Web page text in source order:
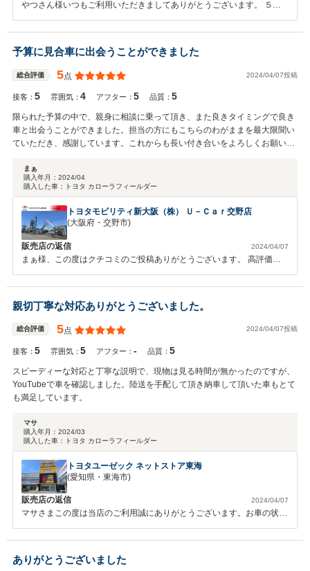
やつさん様いつもご利用いただきましてありがとうございます。 ５の
評価をいただきまして再度ありがとうございます。 今後も様々なご要
望に対応させて頂きますので お気軽にお申しつけください。よろしく
お願いいたします。
予算に見合車に出会うことができました
総合評価 5点 2024/04/07投稿
接客：5 雰囲気：4 アフター：5 品質：5
限られた予算の中で、親身に相談に乗って頂き、また良きタイミングで良き
車と出会うことができました。担当の方にもこちらのわがままを最大限聞い
ていただき、感謝しています。これからも長い付き合いをよろしくお願い致
まぁ
購入年月： 2024/04
購入した車：
トヨタ カローラフィールダー
トヨタモビリティ新大阪（株） Ｕ－Ｃａｒ交野店
(大阪府・交野市)
販売店の返信 2024/04/07
まぁ様、この度はクチコミのご投稿ありがとうございます。 高評価を
変嬉しく思います。 ご不明点等ございましたらお気軽にご相談くださ
い。 ご納車後のアフターフォローもしっかりサポートさせていただき
ますので 今後とも末永いお付き合いをよろしくお願いいたします。
親切丁寧な対応ありがとうございました。
総合評価 5点 2024/04/07投稿
接客：5 雰囲気：5 アフター：- 品質：5
スピーディーな対応と丁寧な説明で、現物は見る時間が無かったのですが、
YouTubeで車を確認しました。陸送を手配して頂き納車して頂いた車もとて
も満足しています。
マサ
購入年月： 2024/03
購入した車：
トヨタ カローラフィールダー
トヨタユーゼック ネットストア東海
(愛知県・東海市)
販売店の返信 2024/04/07
マサさまこの度は当店のご利用誠にありがとうございます。お車の状態
と当店の対応にこのような評価を頂き、大変うれしく思います。ご遠方
の方でも購入頂ける点は当店の強みでもあると思っております。今後も
お客様の期待に添える対応ができる店舗として精進いたします。また機
会があればぜひご利用ください。またお車のことでお困りごとございま
ありがとうございました